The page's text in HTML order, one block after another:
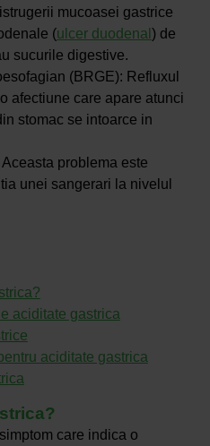
mucoasei gastrice
(ulcer duodenal ) de
sucurile digestive.
(BRGE): Refluxul
afectiune care apare atunci
stomac se intoarce in
Aceasta problema este
unei sangerari la nivelul
aciditate gastrica
aciditate gastrica
care indica o